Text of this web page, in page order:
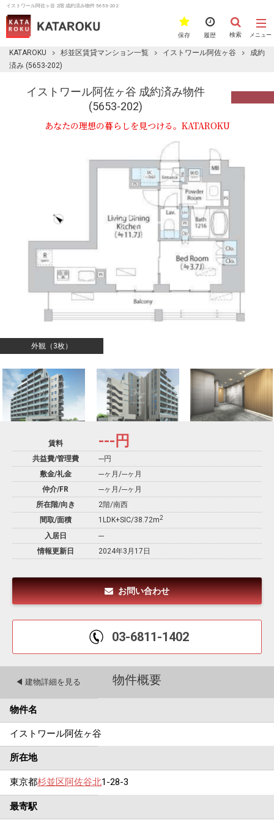
イストワール阿佐ヶ谷 2階 成約済み物件 5653-202
メニュー
検索
履歴
保存
KATAROKU 杉並区賃貸マンション一覧 イストワール阿佐ヶ谷
成約
済み (5653-202)
イストワール阿佐ヶ谷 成約済み物件
(5653-202)
あなたの理想の暮らしを見つける。KATAROKU
外観（3枚）
賃料 --- 円
共益費/管理費
---円
敷金/礼金
---ヶ月 /---ヶ月
仲介/FR
---ヶ月 /---ヶ月
所在階/向き
2階/南西
間取/面積
1LDK+SIC/38.72m2
入居日
---
情報更新日
2024年3月17日
お問い合わせ
03-6811-1402
物件概要
◀︎ 建物詳細を見る
物件名
イストワール阿佐ヶ谷
所在地
東京都杉並区阿佐谷北1-28-3
最寄駅